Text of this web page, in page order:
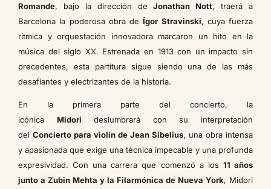
Romande, bajo la dirección deJonathan Nott, traerá a
Barcelona la poderosa obra deÍgor Stravinski, cuya fuerza
rítmica y orquestación innovadora marcaron un hito en la
música del siglo XX. Estrenada en 1913 con un impacto sin
precedentes, esta partitura sigue siendo una de las más
desafiantes y electrizantes de la historia.
En la primera parte del concierto, la
icónica Midori deslumbrará con su interpretación
del Concierto para violín de Jean Sibelius, una obra intensa
y apasionada que exige una técnica impecable y una profunda
expresividad. Con una carrera que comenzó a los 11 años
junto a Zubin Mehta y la Filarmónica de Nueva York, Midori